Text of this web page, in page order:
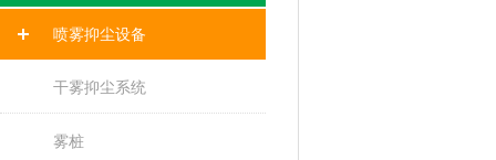
喷雾抑尘设备
干雾抑尘系统
雾桩